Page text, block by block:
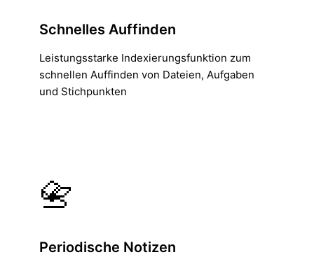
Schnelles Auffinden
Leistungsstarke Indexierungsfunktion zum
schnellen Auffinden von Dateien, Aufgaben
und Stichpunkten
📇
Periodische Notizen